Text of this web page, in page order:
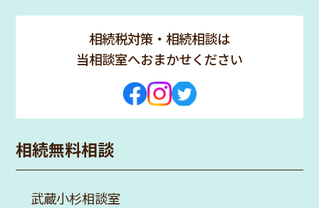
相続税対策・相続相談は
当相談室へおまかせください
相続無料相談
武蔵小杉相談室